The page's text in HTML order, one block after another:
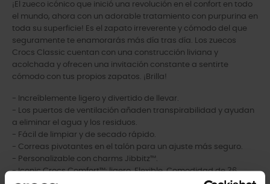
¡El zueco icónico que inició una revolución en el confort en todo
el mundo, ahora con un adorable tratamiento con purpurina en
toda su superficie! Es el zapato irreverente y cómodo del que
seguramente te enamorarás más día tras día. Los zuecos
Crocs Classic cuentan con una construcción liviana y
acolchada y ofrecen una invitación constante a sentirte
cómodo con tus propios zapatos. ¡Brilla!
- Increíblemente ligero y divertido de llevar.
- Los puertos de ventilación añaden transpirabilidad y ayudan
a eliminar el agua y los residuos.
- Fácil de limpiar y de secado rápido.
- Correas pivotantes en el talón para un ajuste más seguro.
- Personalizable con charms Jibbitz™.
- Iconic Crocs Comfort™: ligero. Flexible. Comodidad de 36